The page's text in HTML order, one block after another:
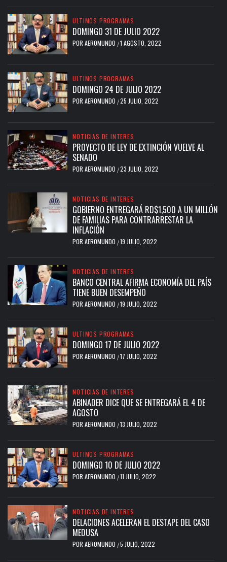
ULTIMOS PROGRAMAS
DOMINGO 31 DE JULIO 2022
POR AEROMUNDO /1 AGOSTO, 2022
ULTIMOS PROGRAMAS
DOMINGO 24 DE JULIO 2022
POR AEROMUNDO /25 JULIO, 2022
NOTICIAS DE INTERES
PROYECTO DE LEY DE EXTINCIÓN VUELVE AL
SENADO
POR AEROMUNDO /23 JULIO, 2022
NOTICIAS DE INTERES
GOBIERNO ENTREGARÁ RD$1,500 A UN MILLÓN
DE FAMILIAS PARA CONTRARRESTAR LA
INFLACIÓN
POR AEROMUNDO /19 JULIO, 2022
NOTICIAS DE INTERES
BANCO CENTRAL AFIRMA ECONOMÍA DEL PAÍS
TIENE BUEN DESEMPEÑO
POR AEROMUNDO /19 JULIO, 2022
ULTIMOS PROGRAMAS
DOMINGO 17 DE JULIO 2022
POR AEROMUNDO /17 JULIO, 2022
NOTICIAS DE INTERES
ABINADER DICE QUE SE ENTREGARÁ EL 4 DE
AGOSTO
POR AEROMUNDO /13 JULIO, 2022
ULTIMOS PROGRAMAS
DOMINGO 10 DE JULIO 2022
POR AEROMUNDO /11 JULIO, 2022
NOTICIAS DE INTERES
DELACIONES ACELERAN EL DESTAPE DEL CASO
MEDUSA
POR AEROMUNDO /5 JULIO, 2022